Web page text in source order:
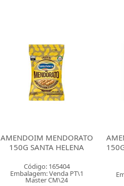
AMENDOIM MENDORATO
150G SANTA HELENA
Código: 165404
Embalagem: Venda PT\1
Master CM\24